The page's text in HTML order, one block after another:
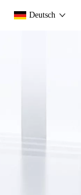
Deutsch